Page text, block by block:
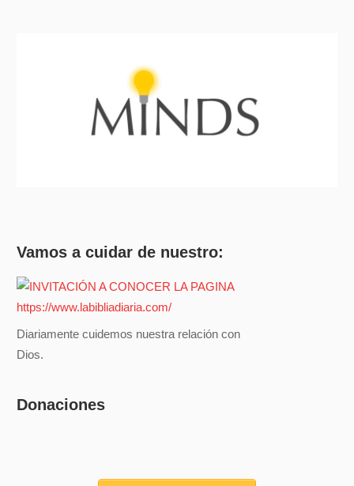
Vamos a cuidar de nuestro:
Diariamente cuidemos nuestra relación con
Dios.
Donaciones